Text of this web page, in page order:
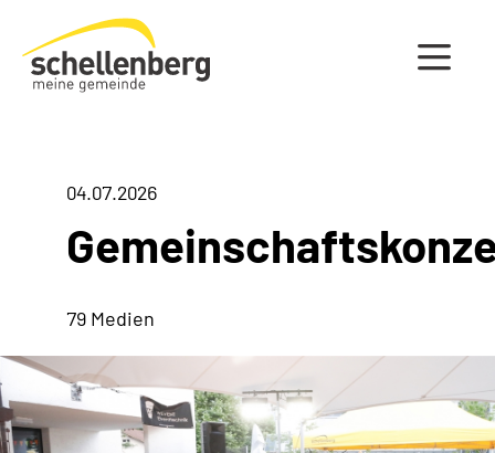
Gemeinde Schellenberg Startseite
04.07.2026
79 Medien